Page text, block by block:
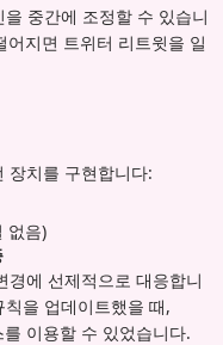
중간에 조정할 수 있습니
지면 트위터 리트윗을 일
치를 구현합니다:
없음)
에 선제적으로 대응합니
을 업데이트했을 때,
이용할 수 있었습니다.